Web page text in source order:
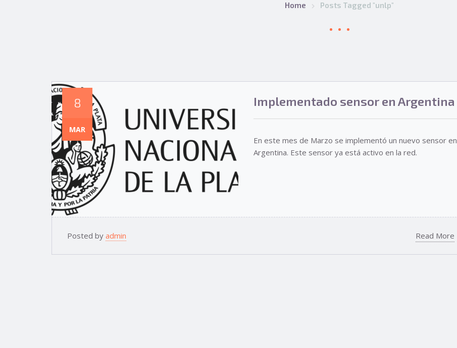
Home Posts Tagged "unlp"
8
MAR
Implementado sensor en Argentina
En este mes de Marzo se implementó un nuevo sensor en
Argentina. Este sensor ya está activo en la red.
Posted by admin Read More